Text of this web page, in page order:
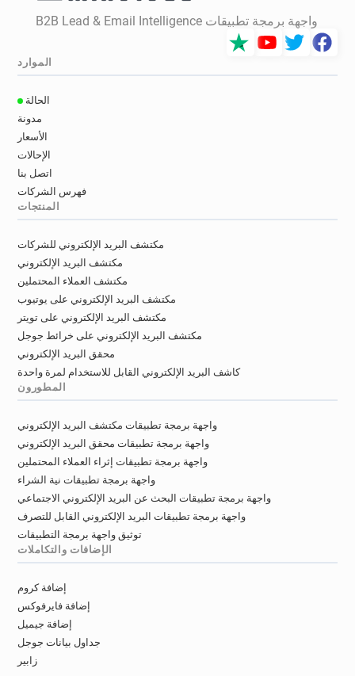
واجهة برمجة تطبيقات B2B Lead & Email Intelligence
الموارد
الحالة
مدونة
الأسعار
الإحالات
اتصل بنا
فهرس الشركات
المنتجات
مكتشف البريد الإلكتروني للشركات
مكتشف البريد الإلكتروني
مكتشف العملاء المحتملين
مكتشف البريد الإلكتروني على يوتيوب
مكتشف البريد الإلكتروني على تويتر
مكتشف البريد الإلكتروني على خرائط جوجل
محقق البريد الإلكتروني
كاشف البريد الإلكتروني القابل للاستخدام لمرة واحدة
المطورون
واجهة برمجة تطبيقات مكتشف البريد الإلكتروني
واجهة برمجة تطبيقات محقق البريد الإلكتروني
واجهة برمجة تطبيقات إثراء العملاء المحتملين
واجهة برمجة تطبيقات نية الشراء
واجهة برمجة تطبيقات البحث عن البريد الإلكتروني الاجتماعي
واجهة برمجة تطبيقات البريد الإلكتروني القابل للتصرف
توثيق واجهة برمجة التطبيقات
الإضافات والتكاملات
إضافة كروم
إضافة فايرفوكس
إضافة جيميل
جداول بيانات جوجل
زابير